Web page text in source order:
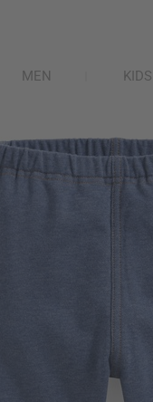
MEN KIDS